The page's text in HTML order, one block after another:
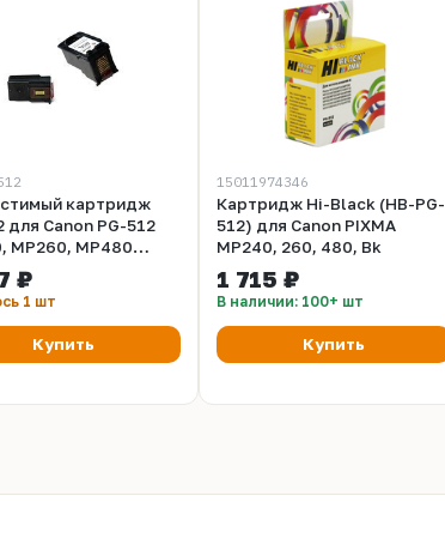
картридж
для Canon PG-512
MP260, MP480
₽
1 шт
Купить
15011974346
Картридж Hi-Black (HB-PG-
512) для Canon PIXMA
MP240, 260, 480, Bk
1 715 ₽
В наличии: 100+ шт
Купить